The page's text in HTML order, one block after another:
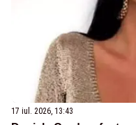
17 iul. 2026, 13:43